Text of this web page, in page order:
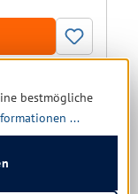
bestmögliche
...